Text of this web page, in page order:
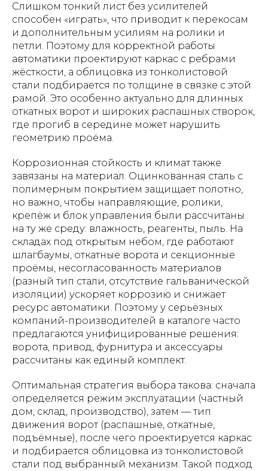
Слишком тонкий лист без усилителей
способен «играть», что приводит к перекосам
и дополнительным усилиям на ролики и
петли. Поэтому для корректной работы
автоматики проектируют каркас с ребрами
жёсткости, а облицовка из тонколистовой
стали подбирается по толщине в связке с этой
рамой. Это особенно актуально для длинных
откатных ворот и широких распашных створок,
где прогиб в середине может нарушить
геометрию проёма.
Коррозионная стойкость и климат также
завязаны на материал. Оцинкованная сталь с
полимерным покрытием защищает полотно,
но важно, чтобы направляющие, ролики,
крепёж и блок управления были рассчитаны
на ту же среду: влажность, реагенты, пыль. На
складах под открытым небом, где работают
шлагбаумы, откатные ворота и секционные
проёмы, несогласованность материалов
(разный тип стали, отсутствие гальванической
изоляции) ускоряет коррозию и снижает
ресурс автоматики. Поэтому у серьёзных
компаний-производителей в каталоге часто
предлагаются унифицированные решения:
ворота, привод, фурнитура и аксессуары
рассчитаны как единый комплект.
Оптимальная стратегия выбора такова: сначала
определяется режим эксплуатации (частный
дом, склад, производство), затем — тип
движения ворот (распашные, откатные,
подъёмные), после чего проектируется каркас
и подбирается облицовка из тонколистовой
стали под выбранный механизм. Такой подход